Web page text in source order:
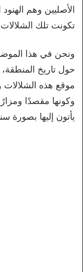
الأصليين وهم
تكونت تلك
ونحن في هذا
حول تاريخ
موقع هذه الشلالات
وكونها مقصدًا
يأتون إليها بصورة